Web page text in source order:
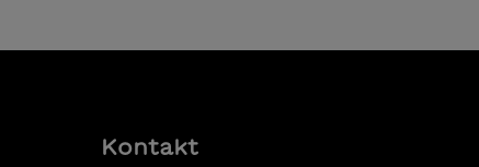
Kontakt